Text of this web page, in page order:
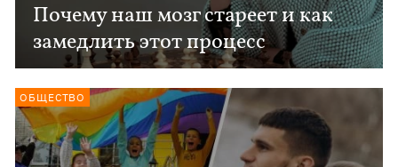
Почему наш мозг стареет и как
замедлить этот процесс
ОБЩЕСТВО